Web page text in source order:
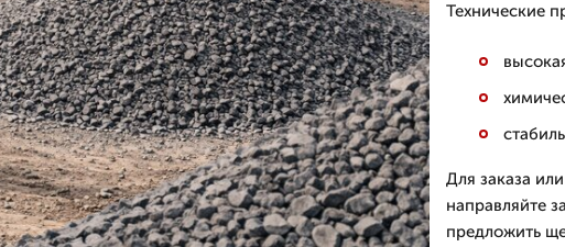
Технические
Для заказа
направляйте
предложить